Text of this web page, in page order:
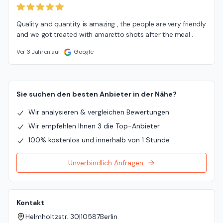
Quality and quantity is amazing , the people are very friendly
and we got treated with amaretto shots after the meal .
Vor 3 Jahren auf Google
Sie suchen den besten Anbieter in der Nähe?
Wir analysieren & vergleichen Bewertungen
Wir empfehlen Ihnen 3 die Top-Anbieter
100% kostenlos und innerhalb von 1 Stunde
Unverbindlich Anfragen
Kontakt
Helmholtzstr. 30|10587Berlin